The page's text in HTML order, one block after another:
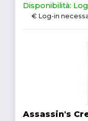
Disponibilità:
€ Log-in
Assassin's